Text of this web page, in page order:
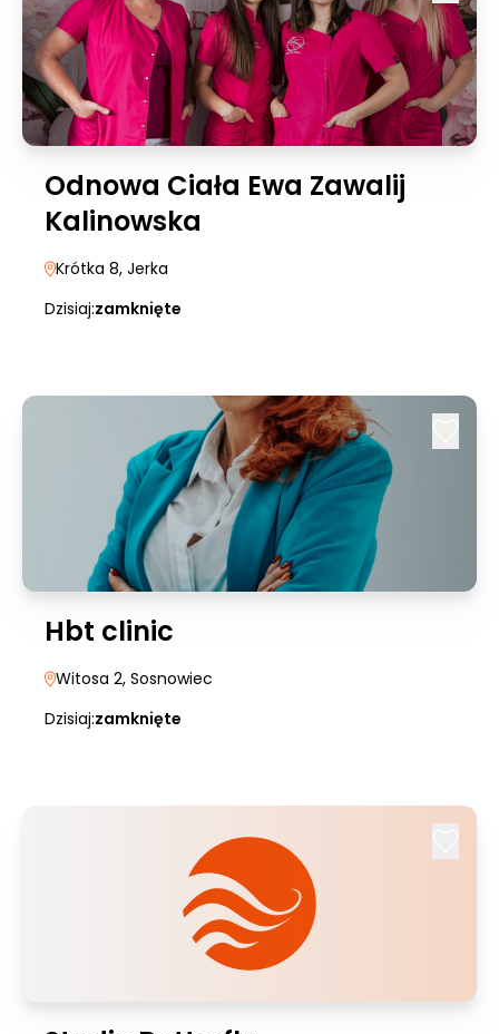
Odnowa Ciała Ewa Zawalij
Kalinowska
Krótka 8, Jerka
Dzisiaj:zamknięte
Hbt clinic
Witosa 2, Sosnowiec
Dzisiaj:zamknięte